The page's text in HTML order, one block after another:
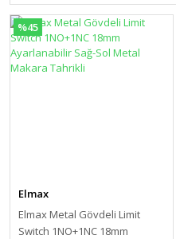
%45
Elmax
Elmax Metal Gövdeli Limit
Switch 1NO+1NC 18mm